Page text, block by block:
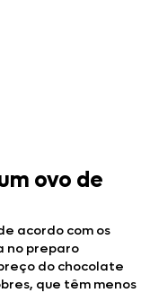
ovo de
acordo com os
no preparo
do chocolate
que têm menos